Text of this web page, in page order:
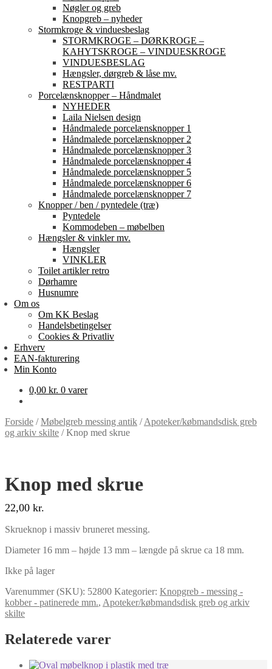
Nøgler og greb
Knopgreb – nyheder
Stormkroge & vinduesbeslag
STORMKROGE – DØRKROGE –
KAHYTSKROGE – VINDUESKROGE
VINDUESBESLAG
Hængsler, dørgreb & låse mv.
RESTPARTI
Porcelænsknopper – Håndmalet
NYHEDER
Laila Nielsen design
Håndmalede porcelænsknopper 1
Håndmalede porcelænsknopper 2
Håndmalede porcelænsknopper 3
Håndmalede porcelænsknopper 4
Håndmalede porcelænsknopper 5
Håndmalede porcelænsknopper 6
Håndmalede porcelænsknopper 7
Knopper / ben / pyntedele (træ)
Pyntedele
Kommodeben – møbelben
Hængsler & vinkler mv.
Hængsler
VINKLER
Toilet artikler retro
Dørhamre
Husnumre
Om os
Om KK Beslag
Handelsbetingelser
Cookies & Privatliv
Erhverv
EAN-fakturering
Min Konto
0,00 kr. 0 varer
Forside /Møbelgreb messing antik /Apoteker/købmandsdisk greb
og arkiv skilte /Knop med skrue
Knop med skrue
22,00 kr.
Skrueknop i massiv bruneret messing.
Diameter 16 mm – højde 13 mm – længde på skrue ca 18 mm.
Ikke på lager
Varenummer (SKU): 52800 Kategorier: Knopgreb - messing -
kobber - patinerede mm., Apoteker/købmandsdisk greb og arkiv
skilte
Relaterede varer